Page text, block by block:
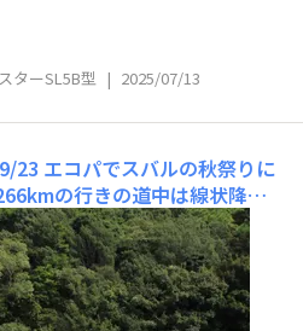
ターSL5B型 | 2025/07/13
9/23 エコパでスバルの秋祭りに
の行きの道中は線状降水
リヤフォグを点けるほどの激し
ベント（オフ会）中は晴れてよ
。 まずは開会式‼️主催者井元さ
挨拶にゃんちゅうー